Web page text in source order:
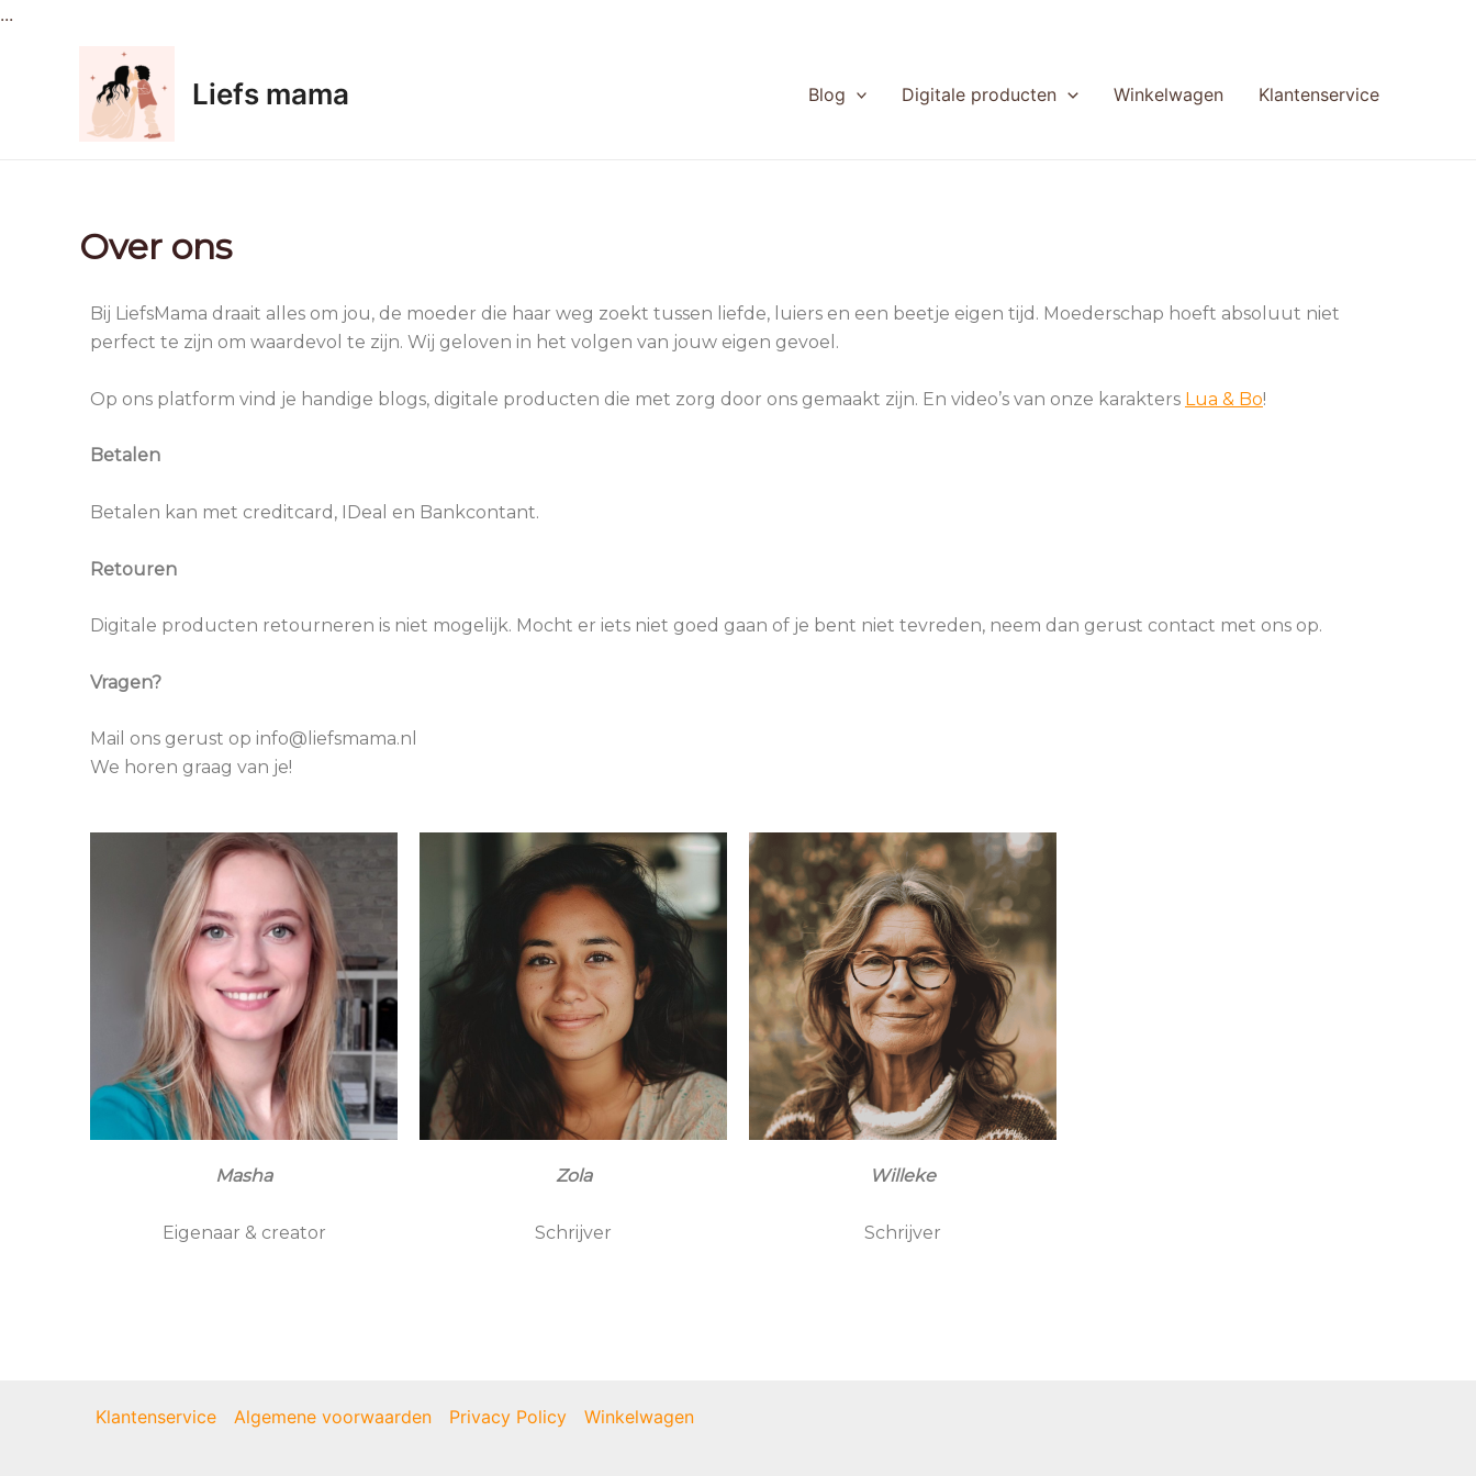
...
Liefs mama Blog Digitale producten Winkelwagen Klantenservice
Over ons
Bij LiefsMama draait alles om jou, de moeder die haar weg zoekt tussen liefde, luiers en een beetje eigen tijd. Moederschap hoeft absoluut niet
perfect te zijn om waardevol te zijn. Wij geloven in het volgen van jouw eigen gevoel.
Op ons platform vind je handige blogs, digitale producten die met zorg door ons gemaakt zijn. En video’s van onze karakters Lua & Bo!
Betalen
Betalen kan met creditcard, IDeal en Bankcontant.
Retouren
Digitale producten retourneren is niet mogelijk. Mocht er iets niet goed gaan of je bent niet tevreden, neem dan gerust contact met ons op.
Vragen?
Mail ons gerust op info@liefsmama.nl
We horen graag van je!
Masha
Eigenaar & creator
Zola
Schrijver
Willeke
Schrijver
Klantenservice Algemene voorwaarden Privacy Policy Winkelwagen